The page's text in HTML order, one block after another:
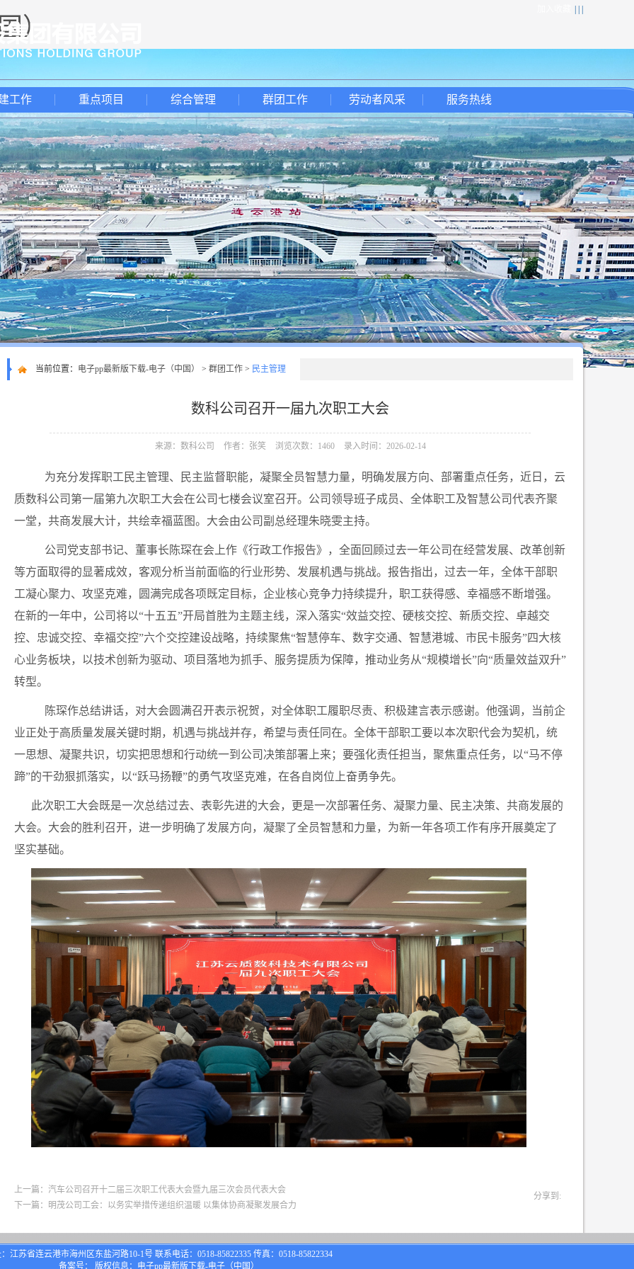
）
工作 重点项目 综合管理 群团工作 劳动者风采 服务热线
当前位置： 电子pp最新版下载-电子（中国） > 群团工作 > 民主管理
数科公司召开一届九次职工大会
来源：数科公司 作者：张笑 浏览次数：1460 录入时间：2026-02-14
为充分发挥职工民主管理、民主监督职能，凝聚全员智慧力量，明确发展方向、部署重点任务，近日，云
质数科公司第一届第九次职工大会在公司七楼会议室召开。公司领导班子成员、全体职工及智慧公司代表齐聚
一堂，共商发展大计，共绘幸福蓝图。大会由公司副总经理朱晓雯主持。
公司党支部书记、董事长陈琛在会上作《行政工作报告》，全面回顾过去一年公司在经营发展、改革创新
等方面取得的显著成效，客观分析当前面临的行业形势、发展机遇与挑战。报告指出，过去一年，全体干部职
工凝心聚力、攻坚克难，圆满完成各项既定目标，企业核心竞争力持续提升，职工获得感、幸福感不断增强。
在新的一年中，公司将以“十五五”开局首胜为主题主线，深入落实“效益交控、硬核交控、新质交控、卓越交
控、忠诚交控、幸福交控”六个交控建设战略，持续聚焦“智慧停车、数字交通、智慧港城、市民卡服务”四大核
心业务板块，以技术创新为驱动、项目落地为抓手、服务提质为保障，推动业务从“规模增长”向“质量效益双升”
转型。
陈琛作总结讲话，对大会圆满召开表示祝贺，对全体职工履职尽责、积极建言表示感谢。他强调，当前企
业正处于高质量发展关键时期，机遇与挑战并存，希望与责任同在。全体干部职工要以本次职代会为契机，统
一思想、凝聚共识，切实把思想和行动统一到公司决策部署上来；要强化责任担当，聚焦重点任务，以“马不停
蹄”的干劲狠抓落实，以“跃马扬鞭”的勇气攻坚克难，在各自岗位上奋勇争先。
此次职工大会既是一次总结过去、表彰先进的大会，更是一次部署任务、凝聚力量、民主决策、共商发展的
大会。大会的胜利召开，进一步明确了发展方向，凝聚了全员智慧和力量，为新一年各项工作有序开展奠定了
坚实基础。
上一篇：汽车公司召开十二届三次职工代表大会暨九届三次会员代表大会
下一篇：明茂公司工会：以务实举措传递组织温暖 以集体协商凝聚发展合力
分享到:
江苏省连云港市海州区东盐河路10-1号 联系电话：0518-85822335 传真：0518-85822334
备案号： 版权信息：电子pp最新版下载-电子（中国）